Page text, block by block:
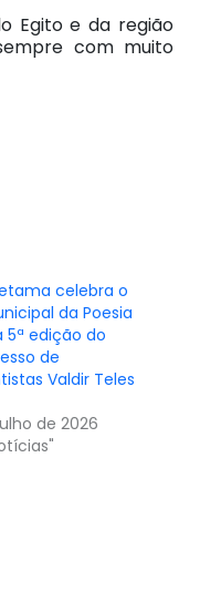
Egito e da região
com muito
celebra o
da Poesia
5ª edição do
de
Valdir Teles
de 2026